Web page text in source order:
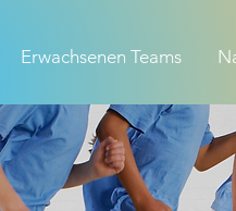
Erwachsenen Teams